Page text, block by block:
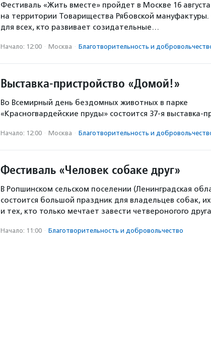
Фестиваль «Жить вместе» пройдет в Москве 16 августа
на территории Товарищества Рябовской
для всех, кто развивает созидательные…
Начало: 12:00 · Москва · Благотвори­тель­ность и
Выставка-пристройство «Домой!»
Во Всемирный день бездомных животных в парке
«Красногвардейские пруды» состоится 37-я выставка-
Начало: 12:00 · Москва · Благотвори­тель­ность и
Фестиваль «Человек собаке друг»
В Ропшинском сельском поселении (Ленинградская
состоится большой праздник для владельцев собак,
и тех, кто только мечтает завести четвероногого
Начало: 11:00 · Благотвори­тель­ность и доброволь­чест­во